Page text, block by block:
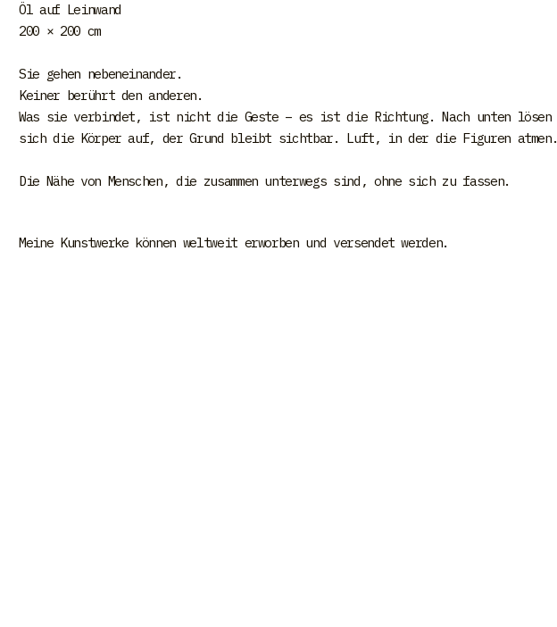
Öl auf Leinwand
200 × 200 cm
Sie gehen nebeneinander.
Keiner berührt den anderen.
Was sie verbindet, ist nicht die Geste – es ist die Richtung. Nach unten lösen
sich die Körper auf, der Grund bleibt sichtbar. Luft, in der die Figuren atmen.
Die Nähe von Menschen, die zusammen unterwegs sind, ohne sich zu fassen.
Meine Kunstwerke können weltweit erworben und versendet werden.